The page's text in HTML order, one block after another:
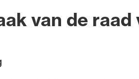
van de raad